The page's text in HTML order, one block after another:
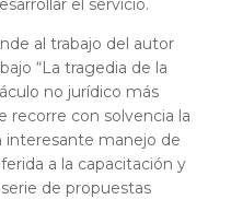
al trabajo del autor
“La tragedia de la
no jurídico más
recorre con solvencia la
interesante manejo de
a la capacitación y
de propuestas